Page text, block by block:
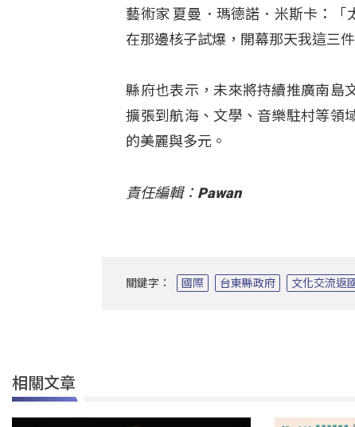
藝術家 夏曼．瑪德諾．米斯卡：
在那邊核子試爆，開幕那天我這三
縣府也表示，未來將持續推廣南島
擴張到航海、文學、音樂駐村等領
的美麗與多元。
責任編輯：Pawan
關鍵字： 國際 台東縣政府 文化交流返
相關文章